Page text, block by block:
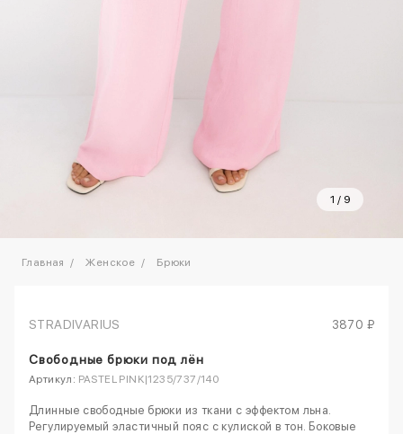
1 / 9
Главная Женское Брюки
STRADIVARIUS 3870 ₽
Свободные брюки под лён
Артикул: PASTEL PINK|1235/737/140
Длинные свободные брюки из ткани с эффектом льна.
Регулируемый эластичный пояс с кулиской в тон. Боковые